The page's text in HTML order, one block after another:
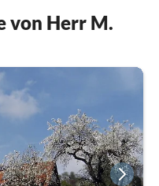
von Herr M.